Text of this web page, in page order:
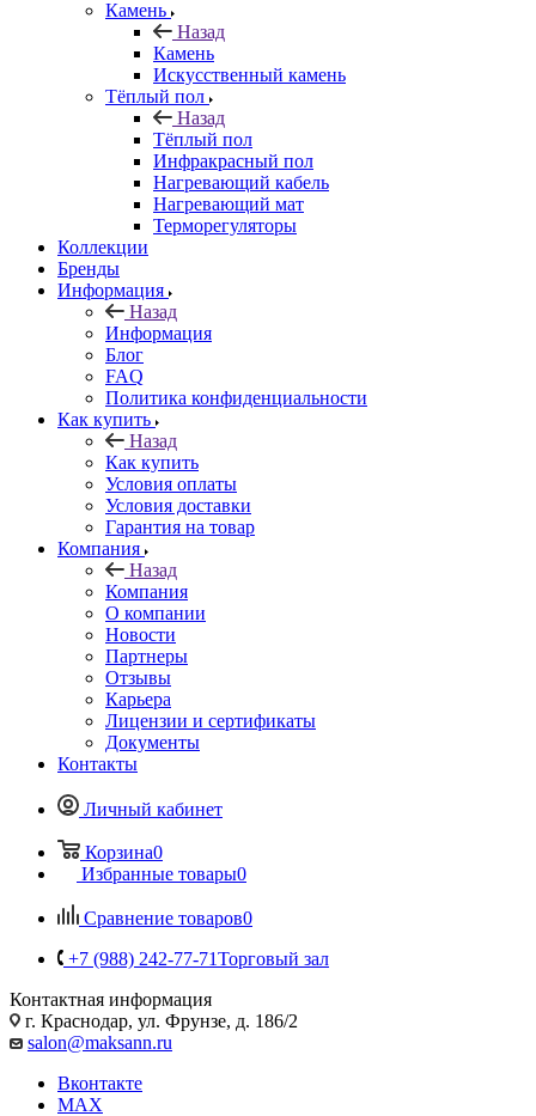
Камень
Назад
Камень
Искусственный камень
Тёплый пол
Назад
Тёплый пол
Инфракрасный пол
Нагревающий кабель
Нагревающий мат
Терморегуляторы
Коллекции
Бренды
Информация
Назад
Информация
Блог
FAQ
Политика конфиденциальности
Как купить
Назад
Как купить
Условия оплаты
Условия доставки
Гарантия на товар
Компания
Назад
Компания
О компании
Новости
Партнеры
Отзывы
Карьера
Лицензии и сертификаты
Документы
Контакты
Личный кабинет
Корзина0
Избранные товары0
Сравнение товаров0
+7 (988) 242-77-71Торговый зал
Контактная информация
г. Краснодар, ул. Фрунзе, д. 186/2
salon@maksann.ru
Вконтакте
MAX